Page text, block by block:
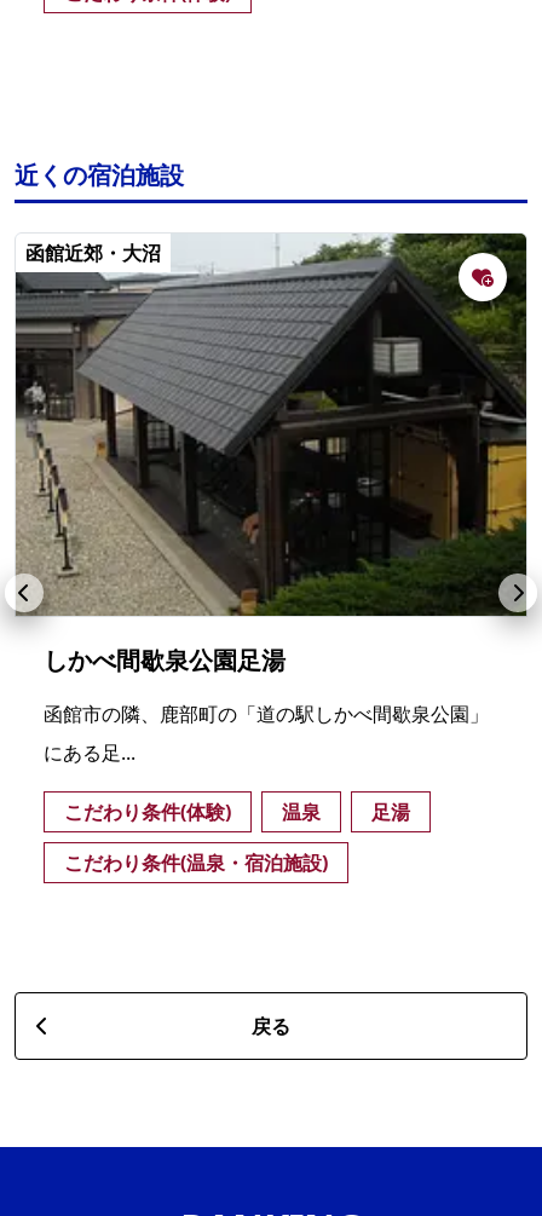
近くの宿泊施設
函館近郊・大沼
しかべ間歇泉公園足湯
函館市の隣、鹿部町の「道の駅しかべ間歇泉公園」
にある足...
こだわり条件(体験) 温泉
足湯
こだわり条件(温泉・宿泊施設)
戻る